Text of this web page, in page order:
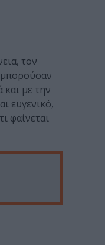
τον
μπορούσαν
και με την
ευγενικό,
φαίνεται